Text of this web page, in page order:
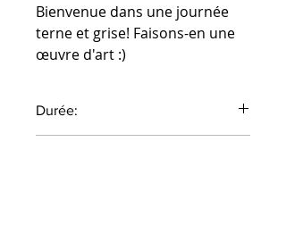
Bienvenue dans une journée
terne et grise! Faisons-en une
œuvre d'art :)
Durée: